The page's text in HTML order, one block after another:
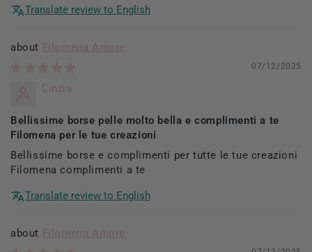
Translate review to English
Filomena Amore
07/12/2025
Cinzia
Bellissime borse pelle molto bella e complimenti a te
Filomena per le tue creazioni
Bellissime borse e complimenti per tutte le tue creazioni
Filomena complimenti a te
Translate review to English
Filomena Amore